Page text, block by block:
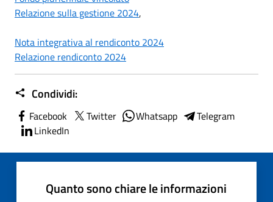
Relazione sulla gestione 2024,
Nota integrativa al rendiconto 2024
Relazione rendiconto 2024
Condividi:
Facebook Twitter Whatsapp
Telegram
LinkedIn
Quanto sono chiare le informazioni